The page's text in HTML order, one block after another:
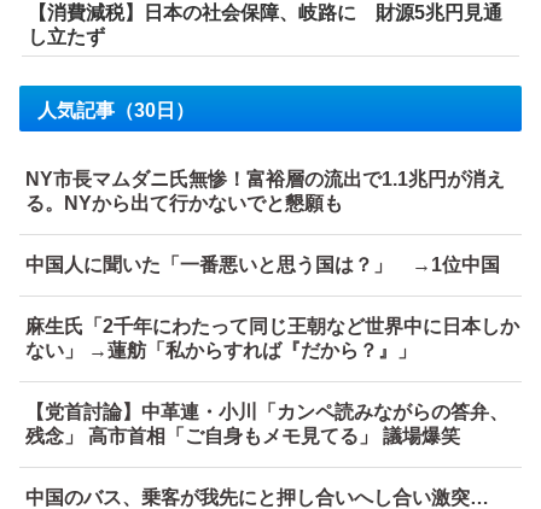
【消費減税】日本の社会保障、岐路に 財源5兆円見通
し立たず
人気記事（30日）
NY市長マムダニ氏無惨！富裕層の流出で1.1兆円が消え
る。NYから出て行かないでと懇願も
中国人に聞いた「一番悪いと思う国は？」 →1位中国
麻生氏「2千年にわたって同じ王朝など世界中に日本しか
ない」 →蓮舫「私からすれば『だから？』」
【党首討論】中革連・小川「カンペ読みながらの答弁、
残念」 高市首相「ご自身もメモ見てる」 議場爆笑
中国のバス、乗客が我先にと押し合いへし合い激突…